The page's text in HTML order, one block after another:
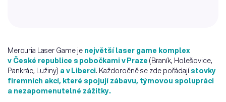
Mercuria Laser Game je největší laser game komplex
v České republice s pobočkami v Praze (Braník, Holešovice,
Pankrác, Lužiny) a v Liberci. Každoročně se zde pořádajístovky
firemních akcí, které spojují zábavu, týmovou spolupráci
a nezapomenutelné zážitky.